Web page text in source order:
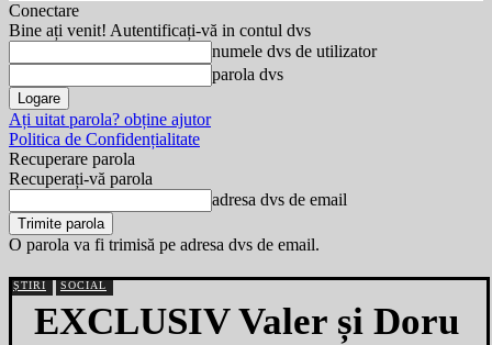
Conectare
Bine ați venit! Autentificați-vă in contul dvs
numele dvs de utilizator
parola dvs
Ați uitat parola? obține ajutor
Politica de Confidențialitate
Recuperare parola
Recuperați-vă parola
adresa dvs de email
O parola va fi trimisă pe adresa dvs de email.
ȘTIRI SOCIAL
EXCLUSIV Valer și Doru